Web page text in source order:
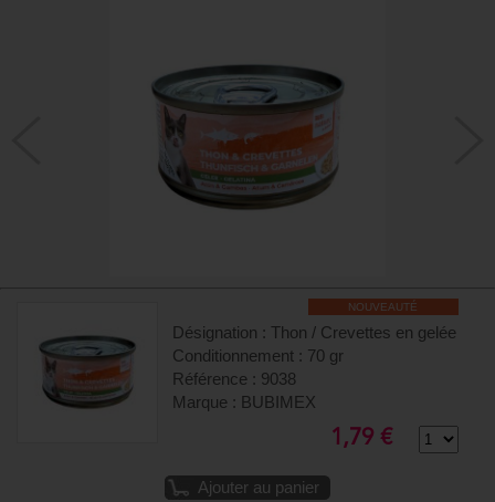
NOUVEAUTÉ
Désignation : Thon / Crevettes en gelée
Conditionnement : 70 gr
Référence : 9038
Marque : BUBIMEX
1,79 €
Ajouter au panier